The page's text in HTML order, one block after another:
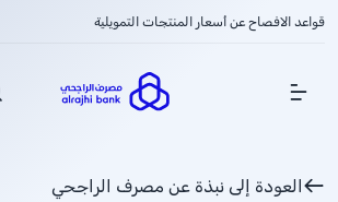
قواعد الافصاح عن أسعار المنتجات التمويلية
Show Menu
العودة إلى نبذة عن مصرف الراجحي